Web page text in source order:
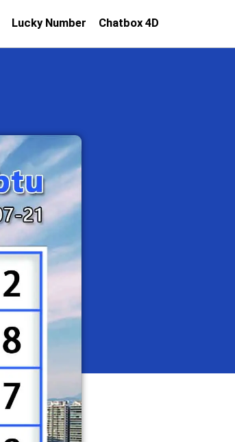
Lucky Number Chatbox 4D